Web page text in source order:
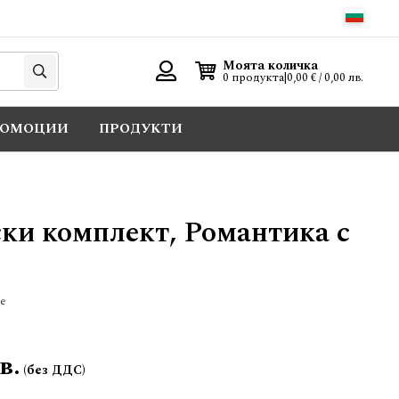
Търси
Моята количка
0 продукта|0,00 € / 0,00 лв.
ПРОДУКТИ
комплект, Романтика с